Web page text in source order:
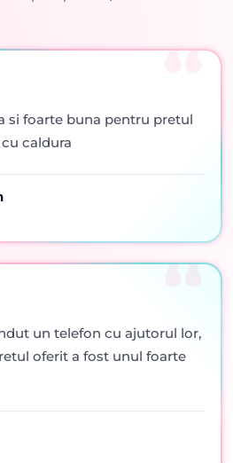
si foarte buna pentru pretul
caldura
un telefon cu ajutorul lor,
oferit a fost unul foarte